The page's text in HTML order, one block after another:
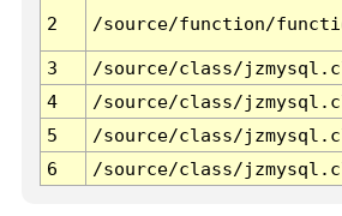
2 /source/function/
3 /source/class/
4
/source/class/
5
/source/class/
6
/source/class/